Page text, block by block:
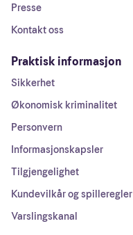
Presse
Kontakt oss
Praktisk informasjon
Sikkerhet
Økonomisk kriminalitet
Personvern
Informasjonskapsler
Tilgjengelighet
Kundevilkår og spilleregler
Varslingskanal